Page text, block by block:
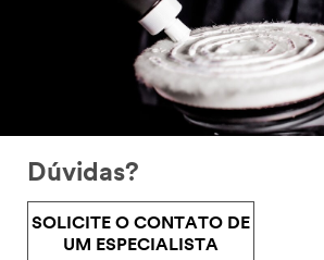
Dúvidas?
SOLICITE O CONTATO DE
UM ESPECIALISTA